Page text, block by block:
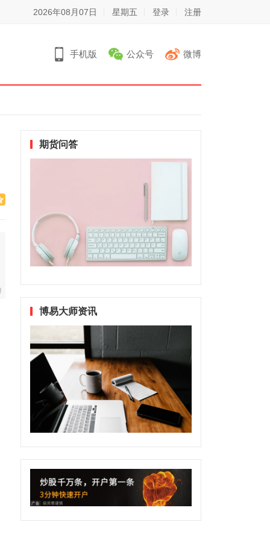
2026年08月07日 星期五 登录 注册
手机版 公众号 微博
期货问答
博易大师资讯